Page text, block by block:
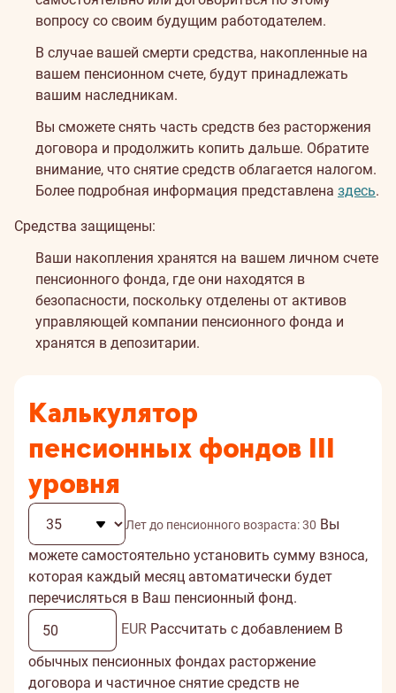
вопросу со своим будущим работодателем.
В случае вашей смерти средства, накопленные на
вашем пенсионном счете, будут принадлежать
вашим наследникам.
Вы сможете снять часть средств без расторжения
договора и продолжить копить дальше. Обратите
внимание, что снятие средств облагается налогом.
Более подробная информация представлена здесь.
Средства защищены:
Ваши накопления хранятся на вашем личном счете
пенсионного фонда, где они находятся в
безопасности, поскольку отделены от активов
управляющей компании пенсионного фонда и
хранятся в депозитарии.
Калькулятор
пенсионных фондов III
уровня
Лет до пенсионного возраста:30 Вы
можете самостоятельно установить сумму взноса,
которая каждый месяц автоматически будет
перечисляться в Ваш пенсионный фонд.
EUR Рассчитать с добавлением В
обычных пенсионных фондах расторжение
договора и частичное снятие средств не